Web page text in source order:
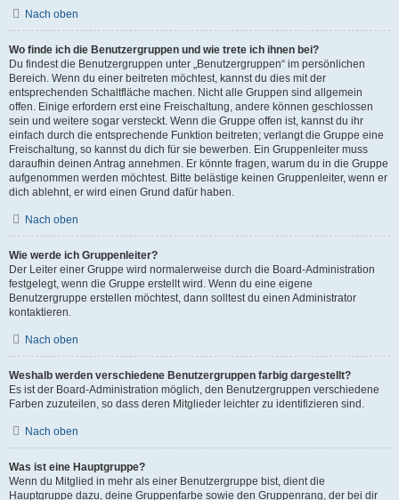
Nach oben
Wo finde ich die Benutzergruppen und wie trete ich ihnen bei?
Du findest die Benutzergruppen unter „Benutzergruppen“ im persönlichen
Bereich. Wenn du einer beitreten möchtest, kannst du dies mit der
entsprechenden Schaltfläche machen. Nicht alle Gruppen sind allgemein
offen. Einige erfordern erst eine Freischaltung, andere können geschlossen
sein und weitere sogar versteckt. Wenn die Gruppe offen ist, kannst du ihr
einfach durch die entsprechende Funktion beitreten; verlangt die Gruppe eine
Freischaltung, so kannst du dich für sie bewerben. Ein Gruppenleiter muss
daraufhin deinen Antrag annehmen. Er könnte fragen, warum du in die Gruppe
aufgenommen werden möchtest. Bitte belästige keinen Gruppenleiter, wenn er
dich ablehnt, er wird einen Grund dafür haben.
Nach oben
Wie werde ich Gruppenleiter?
Der Leiter einer Gruppe wird normalerweise durch die Board-Administration
festgelegt, wenn die Gruppe erstellt wird. Wenn du eine eigene
Benutzergruppe erstellen möchtest, dann solltest du einen Administrator
kontaktieren.
Nach oben
Weshalb werden verschiedene Benutzergruppen farbig dargestellt?
Es ist der Board-Administration möglich, den Benutzergruppen verschiedene
Farben zuzuteilen, so dass deren Mitglieder leichter zu identifizieren sind.
Nach oben
Was ist eine Hauptgruppe?
Wenn du Mitglied in mehr als einer Benutzergruppe bist, dient die
Hauptgruppe dazu, deine Gruppenfarbe sowie den Gruppenrang, der bei dir